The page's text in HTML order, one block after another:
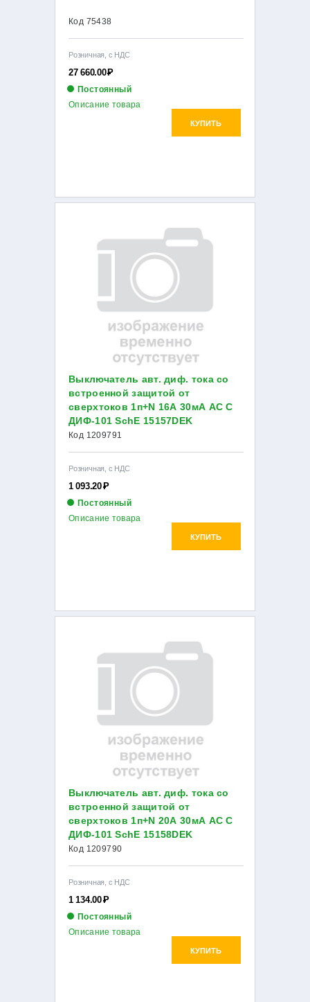
Код 75438
Розничная, с НДС
27 660.00Р
Постоянный
КУПИТЬ
Описание товара
Выключатель авт. диф. тока со
встроенной защитой от
сверхтоков 1п+N 16А 30мА AC C
ДИФ-101 SchE 15157DEK
Код 1209791
Розничная, с НДС
1 093.20Р
Постоянный
КУПИТЬ
Описание товара
Выключатель авт. диф. тока со
встроенной защитой от
сверхтоков 1п+N 20А 30мА AC C
ДИФ-101 SchE 15158DEK
Код 1209790
Розничная, с НДС
1 134.00Р
Постоянный
КУПИТЬ
Описание товара